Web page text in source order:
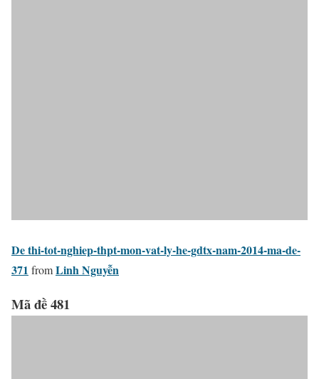
De thi-tot-nghiep-thpt-mon-vat-ly-he-gdtx-nam-2014-ma-de-
371 fromLinh Nguyễn
Mã đề 481